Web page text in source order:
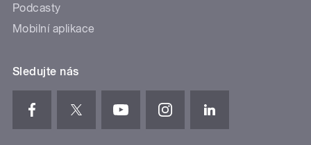
Podcasty
Mobilní aplikace
Sledujte nás